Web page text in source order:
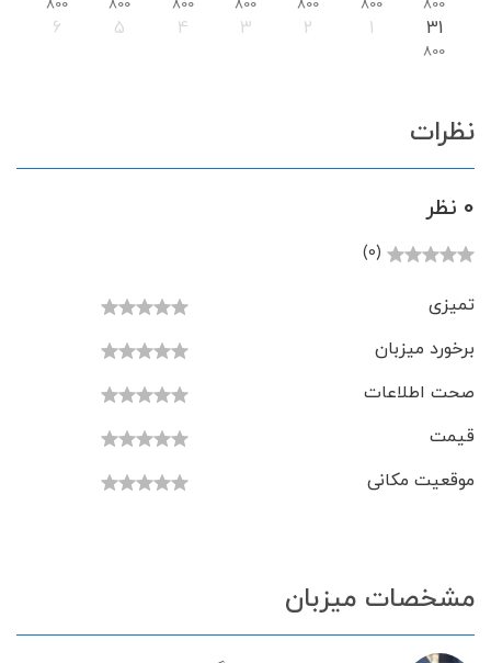
800
800
800
800
800
800
800
31
800
1
2
3
4
5
6
نظرات
0 نظر
(0)
تمیزی
برخورد میزبان
صحت اطلاعات
قیمت
موقعیت مکانی
مشخصات میزبان